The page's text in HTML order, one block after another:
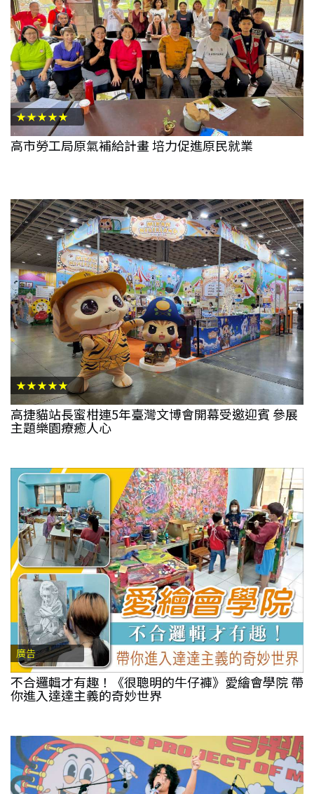
★★★★★
高市勞工局原氣補給計畫 培力促進原民就業
★★★★★
高捷貓站長蜜柑連5年臺灣文博會開幕受邀迎賓 參展
主題樂園療癒人心
廣告
不合邏輯才有趣！《很聰明的牛仔褲》愛繪會學院 帶
你進入達達主義的奇妙世界